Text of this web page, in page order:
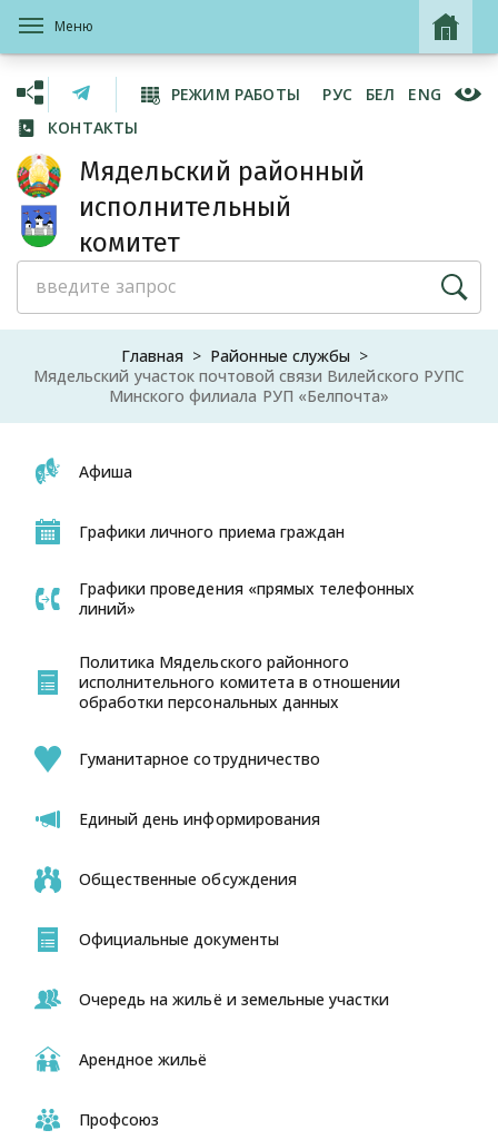
Меню
КОНТАКТЫ
РЕЖИМ РАБОТЫ РУС БЕЛ ENG
Мядельский районный
исполнительный
комитет
Главная
Районные службы
Мядельский участок почтовой связи Вилейского РУПС
Минского филиала РУП «Белпочта»
Афиша
Графики личного приема граждан
Графики проведения «прямых телефонных
линий»
Политика Мядельского районного
исполнительного комитета в отношении
обработки персональных данных
Гуманитарное сотрудничество
Единый день информирования
Общественные обсуждения
Официальные документы
Очередь на жильё и земельные участки
Арендное жильё
Профсоюз